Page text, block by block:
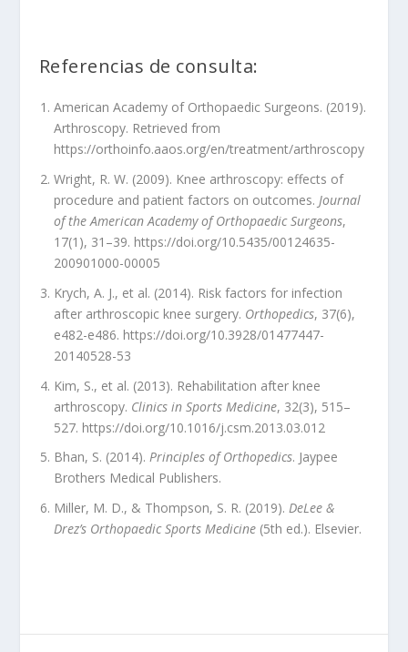
Referencias de consulta:
American Academy of Orthopaedic Surgeons. (2019).
Arthroscopy. Retrieved from
https://orthoinfo.aaos.org/en/treatment/arthroscopy
Wright, R. W. (2009). Knee arthroscopy: effects of
procedure and patient factors on outcomes. Journal
of the American Academy of Orthopaedic Surgeons,
17(1), 31–39. https://doi.org/10.5435/00124635-
200901000-00005
Krych, A. J., et al. (2014). Risk factors for infection
after arthroscopic knee surgery. Orthopedics, 37(6),
e482-e486. https://doi.org/10.3928/01477447-
20140528-53
Kim, S., et al. (2013). Rehabilitation after knee
arthroscopy. Clinics in Sports Medicine, 32(3), 515–
527. https://doi.org/10.1016/j.csm.2013.03.012
Bhan, S. (2014). Principles of Orthopedics. Jaypee
Brothers Medical Publishers.
Miller, M. D., & Thompson, S. R. (2019). DeLee &
Drez’s Orthopaedic Sports Medicine(5th ed.). Elsevier.